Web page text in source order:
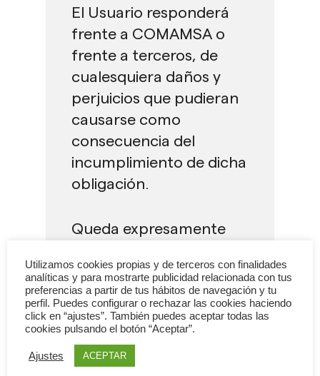
El Usuario responderá
frente a COMAMSA o
frente a terceros, de
cualesquiera daños y
perjuicios que pudieran
causarse como
consecuencia del
incumplimiento de dicha
obligación.
Queda expresamente
Web con fines lesivos de
bienes o intereses de
COMAMSA o de
terceros o que de
cualquier otra forma
Utilizamos cookies propias y de terceros con finalidades
analíticas y para mostrarte publicidad relacionada con tus
preferencias a partir de tus hábitos de navegación y tu
perfil. Puedes configurar o rechazar las cookies haciendo
click en “ajustes”. También puedes aceptar todas las
cookies pulsando el botón “Aceptar”.
Ajustes ACEPTAR